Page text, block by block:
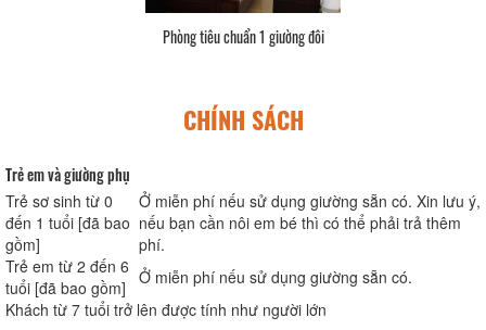
Phòng tiêu chuẩn 1 giường đôi
CHÍNH SÁCH
Trẻ em và giường phụ
Trẻ sơ sinh từ 0
đến 1 tuổi [đã bao
gồm]
Ở miễn phí nếu sử dụng giường sẵn có. Xin lưu ý,
nếu bạn cần nôi em bé thì có thể phải trả thêm
phí.
Trẻ em từ 2 đến 6
tuổi [đã bao gồm]
Ở miễn phí nếu sử dụng giường sẵn có.
Khách từ 7 tuổi trở lên được tính như người lớn